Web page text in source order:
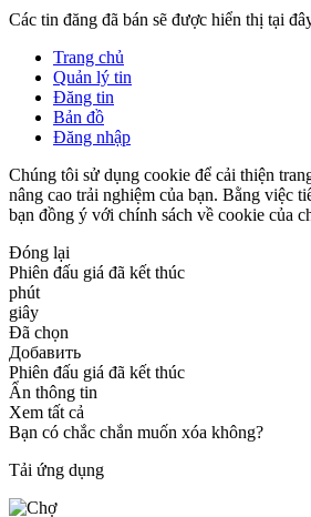
Các tin đăng đã bán sẽ được hiển thị tại
Trang chủ
Quản lý tin
Đăng tin
Bản đồ
Đăng nhập
Chúng tôi sử dụng cookie để cải thiện
nâng cao trải nghiệm của bạn. Bằng việc
bạn đồng ý với chính sách về cookie của
Đóng lại
Phiên đấu giá đã kết thúc
phút
giây
Đã chọn
Добавить
Phiên đấu giá đã kết thúc
Ẩn thông tin
Xem tất cả
Bạn có chắc chắn muốn xóa không?
Tải ứng dụng